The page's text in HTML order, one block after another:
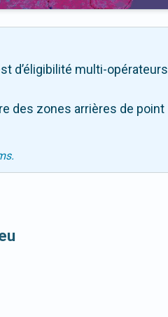
d’éligibilité multi-opérateurs
des zones arrières de point